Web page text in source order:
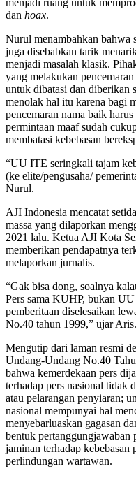
menjadi ruang untuk
dan hoax.
Nurul menambahkan bahwa
juga disebabkan tarik
menjadi masalah klasik.
yang melakukan
untuk dibatasi dan diberikan
menolak hal itu karena bagi
pencemaran nama baik
permintaan maaf sudah
membatasi kebebasan
“UU ITE seringkali tajam
(ke elite/pengusaha/
Nurul.
AJI Indonesia mencatat
massa yang dilaporkan
2021 lalu. Ketua AJI Kota
memberikan pendapatnya
melaporkan jurnalis.
“Gak bisa dong, soalnya
Pers sama KUHP, bukan
pemberitaan diselesaikan
No.40 tahun 1999,” ujar Aris.
Mengutip dari laman resmi
Undang-Undang No.40
bahwa kemerdekaan pers
terhadap pers nasional tidak
atau pelarangan penyiaran;
nasional mempunyai hal
menyebarluaskan gagasan
bentuk pertanggungjawaban
jaminan terhadap kebebasan
perlindungan wartawan.